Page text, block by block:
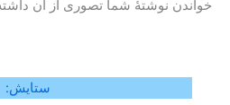
خواندن نوشتۀ شما تصوری از آن
ستایش: